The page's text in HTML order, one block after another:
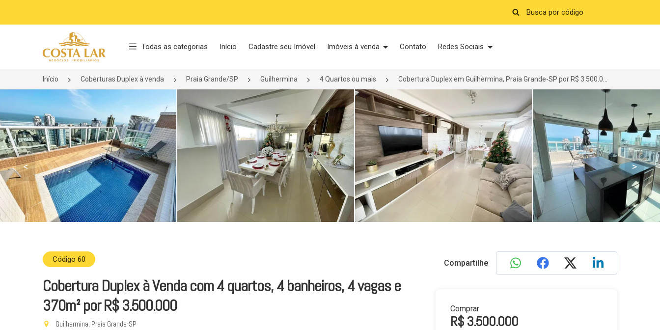
Página inicial
Todas as categorias Início Cadastre seu Imóvel Imóveis à venda Contato Redes Sociais
Início Coberturas Duplex à venda Praia Grande/SP Guilhermina 4 Quartos ou mais
< >
Código 60
Cobertura Duplex à Venda com 4 quartos, 4 banheiros, 4 vagas e
370m²por R$ 3.500.000
Guilhermina, Praia Grande-SP
Compartilhe
Comprar
R$ 3.500.000